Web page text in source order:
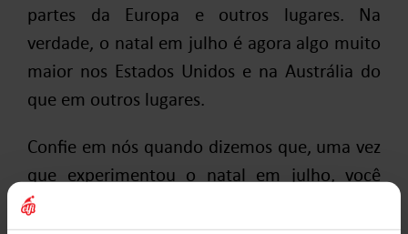
partes da Europa e outros lugares. Na
verdade, o natal em julho é agora algo muito
maior nos Estados Unidos e na Austrália do
que em outros lugares.
Confie em nós quando dizemos que, uma vez
que experimentou o natal em julho, você
estará enfeitiçado par sempre!